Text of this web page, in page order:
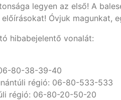
legyen az első! A
Óvjuk magunkat,
hibabejelentő vonalát:
80-38-39-40
régió: 06-80-533-533
régió: 06-80-20-50-20